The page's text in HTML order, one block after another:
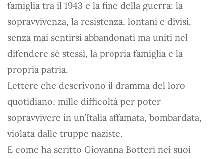
famiglia tra il 1943 e la fine della guerra: la
sopravvivenza, la resistenza, lontani e divisi,
senza mai sentirsi abbandonati ma uniti nel
difendere sè stessì, la propria famiglia e la
propria patria.
Lettere che descrivono il dramma del loro
quotidiano, mille difficoltà per poter
sopravvivere in un’Italia affamata, bombardata,
violata dalle truppe naziste.
E come ha scritto Giovanna Botteri nei suoi